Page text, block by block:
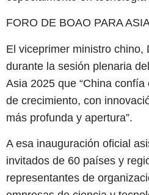
FORO DE BOAO PARA
El viceprimer ministro chino,
durante la sesión plenaria
Asia 2025 que “China
de crecimiento, con
más profunda y apertura”.
A esa inauguración oficial
invitados de 60 países y
representantes de